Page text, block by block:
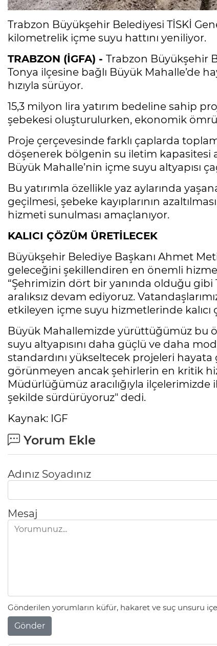
Trabzon Büyükşehir Belediyesi TİSKİ
kilometrelik içme suyu hattını yeniliyor.
TRABZON (İGFA) - Trabzon Büyükşehir
Tonya ilçesine bağlı Büyük Mahalle’de
hızıyla sürüyor.
15,3 milyon lira yatırım bedeline sahip
şebekesi oluşturulurken, ekonomik
Proje çerçevesinde farklı çaplarda
döşenerek bölgenin su iletim kapasitesi
Büyük Mahalle’nin içme suyu altyapısı
Bu yatırımla özellikle yaz aylarında
geçilmesi, şebeke kayıplarının
hizmeti sunulması amaçlanıyor.
KALICI ÇÖZÜM ÜRETİLECEK
Büyükşehir Belediye Başkanı Ahmet
geleceğini şekillendiren en önemli
“Şehrimizin dört bir yanında olduğu gibi
aralıksız devam ediyoruz.
etkileyen içme suyu hizmetlerinde
Büyük Mahallemizde yürüttüğümüz bu
suyu altyapısını daha güçlü ve daha
standardını yükseltecek projeleri
görünmeyen ancak şehirlerin en kritik
Müdürlüğümüz aracılığıyla
şekilde sürdürüyoruz" dedi.
Kaynak: IGF
Yorum Ekle
Adınız Soyadınız
Mesaj
Gönderilen yorumların küfür, hakaret ve suç unsuru
Gönder